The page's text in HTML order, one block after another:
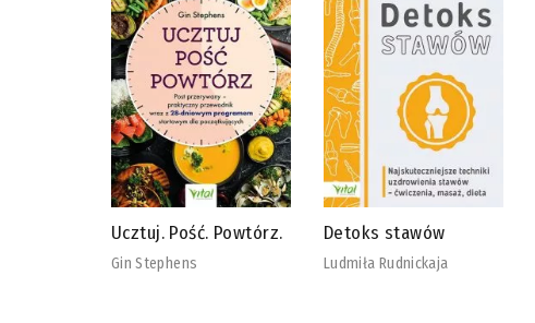
Detoks stawów
Ludmiła Rudnickaja
Biblia diety
wegańskiej